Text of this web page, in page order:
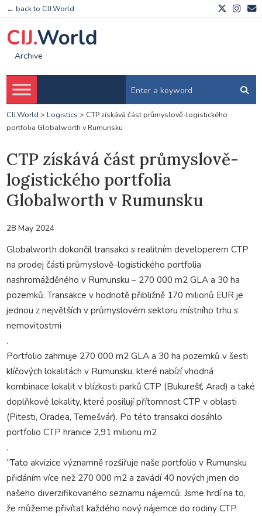
← back to CIJ.World
CIJ.World
Archive
CIJ.World > Logistics > CTP získává část průmyslově-logistického
portfolia Globalworth v Rumunsku
CTP získává část průmyslově-
logistického portfolia
Globalworth v Rumunsku
28 May 2024
Globalworth dokončil transakci s realitním developerem CTP
na prodej části průmyslově-logistického portfolia
nashromážděného v Rumunsku – 270 000 m2 GLA a 30 ha
pozemků. Transakce v hodnotě přibližně 170 milionů EUR je
jednou z největších v průmyslovém sektoru místního trhu s
nemovitostmi
.
Portfolio zahrnuje 270 000 m2 GLA a 30 ha pozemků v šesti
klíčových lokalitách v Rumunsku, které nabízí vhodná
kombinace lokalit v blízkosti parků CTP (Bukurešť, Arad) a také
doplňkové lokality, které posilují přítomnost CTP v oblasti
(Pitesti, Oradea, Temešvár). Po této transakci dosáhlo
portfolio CTP hranice 2,91 milionu m2
.
“Tato akvizice významně rozšiřuje naše portfolio v Rumunsku
přidáním více než 270 000 m2 a zavádí 40 nových jmen do
našeho diverzifikovaného seznamu nájemců. Jsme hrdí na to,
že můžeme přivítat každého nový nájemce do rodiny CTP